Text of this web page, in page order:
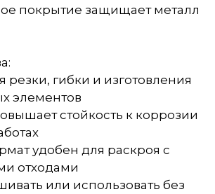
покрытие защищает металл
резки, гибки и изготовления
элементов
стойкость к коррозии
удобен для раскроя с
отходами
или использовать без